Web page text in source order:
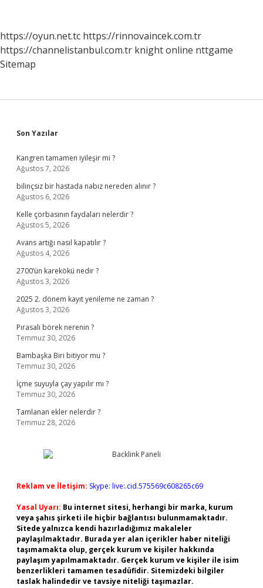
https://oyun.net.tc https://rinnovaincek.com.tr
https://channelistanbul.com.tr knight online nttgame
Sitemap
Sidebar
Son Yazılar
Kangren tamamen iyileşir mi ?
Ağustos 7, 2026
bilinçsiz bir hastada nabız nereden alınır ?
Ağustos 6, 2026
Kelle çorbasının faydaları nelerdir ?
Ağustos 5, 2026
Avans artığı nasıl kapatılır ?
Ağustos 4, 2026
2700’ün karekökü nedir ?
Ağustos 3, 2026
2025 2. dönem kayıt yenileme ne zaman ?
Ağustos 3, 2026
Pırasalı börek nerenin ?
Temmuz 30, 2026
Bambaşka Biri bitiyor mu ?
Temmuz 30, 2026
İçme suyuyla çay yapılır mı ?
Temmuz 30, 2026
Tamlanan ekler nelerdir ?
Temmuz 28, 2026
Reklam ve İletişim: Skype: live:.cid.575569c608265c69
Yasal Uyarı: Bu internet sitesi, herhangi bir marka, kurum
veya şahıs şirketi ile hiçbir bağlantısı bulunmamaktadır.
Sitede yalnızca kendi hazırladığımız makaleler
paylaşılmaktadır. Burada yer alan içerikler haber niteliği
taşımamakta olup, gerçek kurum ve kişiler hakkında
paylaşım yapılmamaktadır. Gerçek kurum ve kişiler ile isim
benzerlikleri tamamen tesadüfidir. Sitemizdeki bilgiler
taslak halindedir ve tavsiye niteliği taşımazlar.